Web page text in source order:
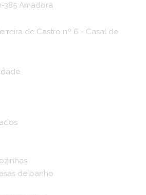
385 Amadora
de Castro nº 6 - Casal de
de banho